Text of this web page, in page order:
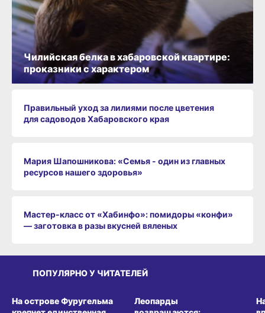
Правильный уход за лилиями после цветения
для садоводов Хабаровского края
Мария Шапошникова: «Семья - один из главных
ресурсов нашего здоровья»
Мастер-класс от «Хабинфо»: помидоры «конфи»
— заготовка в разы вкусней вяленых
Чилийская белка в хабаровской квартире:
проказники с характером
ПОПУЛЯРНО У ЧИТАТЕЛЕЙ
На острове Фуругельма
Леопарды